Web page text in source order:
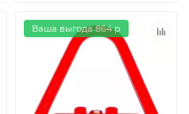
Ваша выгода 864 р